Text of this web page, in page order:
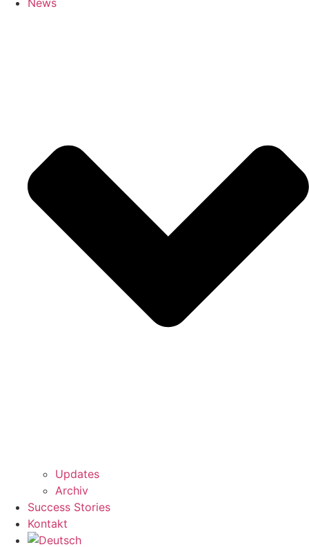
Updates
Archiv
Success Stories
Kontakt